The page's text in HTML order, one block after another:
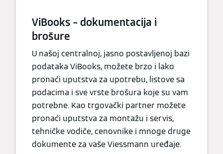
ViBooks – dokumentacija i
brošure
U našoj centralnoj, jasno postavljenoj bazi
podataka ViBooks, možete brzo i lako
pronaći uputstva za upotrebu, listove sa
podacima i sve vrste brošura koje su vam
potrebne. Kao trgovački partner možete
pronaći uputstva za montažu i servis,
tehničke vodiče, cenovnike i mnoge druge
dokumente za vaše Viessmann uređaje.